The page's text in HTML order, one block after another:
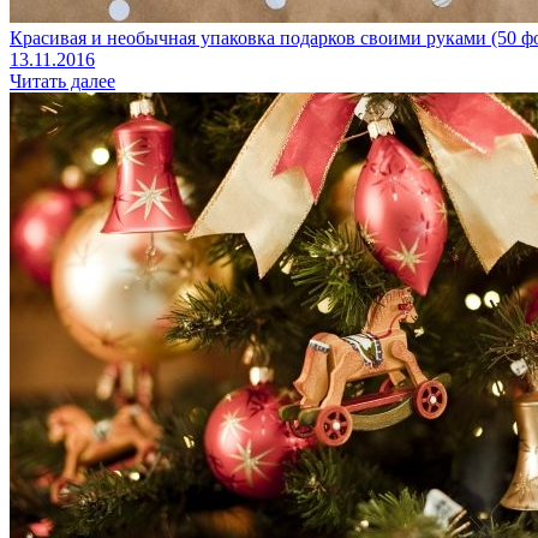
Красивая и необычная упаковка подарков своими руками (50
13.11.2016
Читать далее